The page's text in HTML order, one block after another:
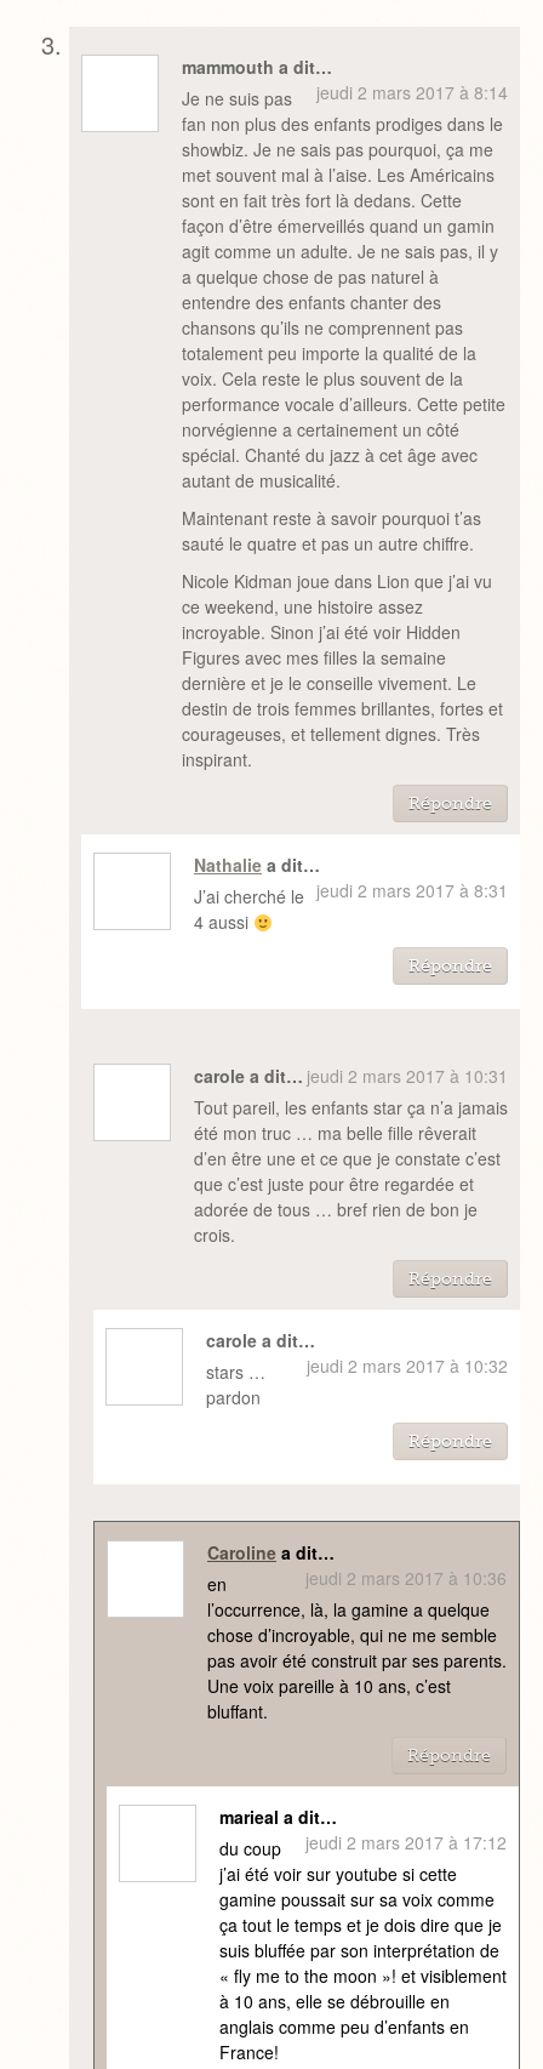
mammouth a dit…
jeudi 2 mars 2017 à 8:14
Je ne suis pas
fan non plus des enfants prodiges dans le
showbiz. Je ne sais pas pourquoi, ça me
met souvent mal à l’aise. Les Américains
sont en fait très fort là dedans. Cette
façon d’être émerveillés quand un gamin
agit comme un adulte. Je ne sais pas, il y
a quelque chose de pas naturel à
entendre des enfants chanter des
chansons qu’ils ne comprennent pas
totalement peu importe la qualité de la
voix. Cela reste le plus souvent de la
performance vocale d’ailleurs. Cette petite
norvégienne a certainement un côté
spécial. Chanté du jazz à cet âge avec
autant de musicalité.
Maintenant reste à savoir pourquoi t’as
sauté le quatre et pas un autre chiffre.
Nicole Kidman joue dans Lion que j’ai vu
ce weekend, une histoire assez
incroyable. Sinon j’ai été voir Hidden
Figures avec mes filles la semaine
dernière et je le conseille vivement. Le
destin de trois femmes brillantes, fortes et
courageuses, et tellement dignes. Très
inspirant.
Répondre
Nathaliea dit…
jeudi 2 mars 2017 à 8:31
J’ai cherché le
4 aussi
Répondre
carole a dit… jeudi 2 mars 2017 à 10:31
Tout pareil, les enfants star ça n’a jamais
été mon truc … ma belle fille rêverait
d’en être une et ce que je constate c’est
que c’est juste pour être regardée et
adorée de tous … bref rien de bon je
crois.
Répondre
carole a dit…
jeudi 2 mars 2017 à 10:32
stars …
pardon
Répondre
Carolinea dit…
jeudi 2 mars 2017 à 10:36
en
l’occurrence, là, la gamine a quelque
chose d’incroyable, qui ne me semble
pas avoir été construit par ses parents.
Une voix pareille à 10 ans, c’est
bluffant.
Répondre
marieal a dit…
jeudi 2 mars 2017 à 17:12
du coup
j’ai été voir sur youtube si cette
gamine poussait sur sa voix comme
ça tout le temps et je dois dire que je
suis bluffée par son interprétation de
« fly me to the moon »! et visiblement
à 10 ans, elle se débrouille en
anglais comme peu d’enfants en
France!